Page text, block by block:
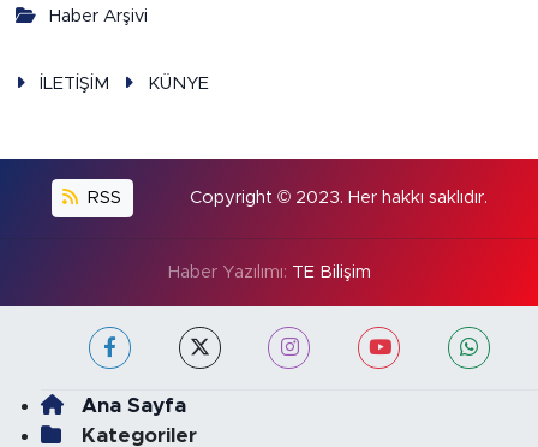
Haber Arşivi
İLETİŞİM KÜNYE
RSS Copyright © 2023. Her hakkı saklıdır.
Haber Yazılımı: TE Bilişim
Ana Sayfa
Kategoriler